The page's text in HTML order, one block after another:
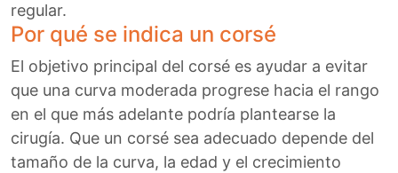
regular.
Por qué se indica un corsé
El objetivo principal del corsé es ayudar a evitar
que una curva moderada progrese hacia el rango
en el que más adelante podría plantearse la
cirugía. Que un corsé sea adecuado depende del
tamaño de la curva, la edad y el crecimiento